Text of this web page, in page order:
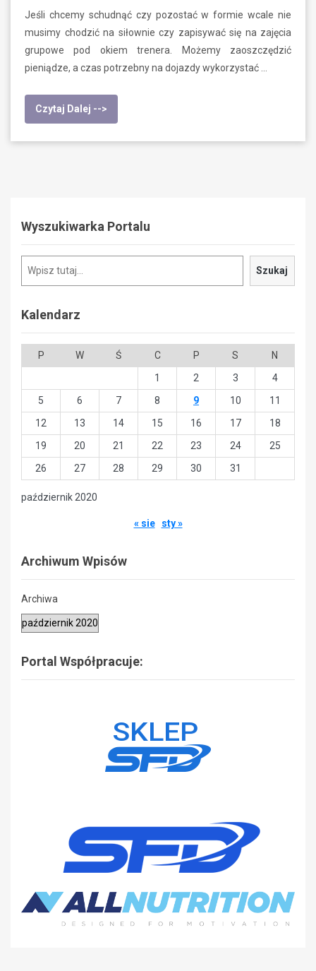
Jeśli chcemy schudnąć czy pozostać w formie wcale nie
musimy chodzić na siłownie czy zapisywać się na zajęcia
grupowe pod okiem trenera. Możemy zaoszczędzić
pieniądze, a czas potrzebny na dojazdy wykorzystać …
Czytaj Dalej -->
Wyszukiwarka Portalu
Szukaj
Kalendarz
październik 2020
P W Ś C P S
N
1
2 3
4
5
6 7 8 9 10
11
12
13 14 15 16 17
18
19
20 21 22 23 24
25
26
27 28 29 30 31
« sie sty »
Archiwum Wpisów
Archiwa
Portal Współpracuje: